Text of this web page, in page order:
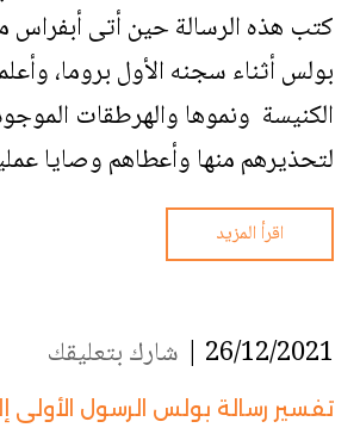
كتب هذه الرسالة حين أتى
بولس أثناء سجنه الأول بروما،
الكنيسة ونموها والهرطقات
لتحذيرهم منها وأعطاهم وصايا
اقرأ المزيد
26/12/2021 | شارك بتعليقك
تفسير رسالة بولس الرسول الأولى